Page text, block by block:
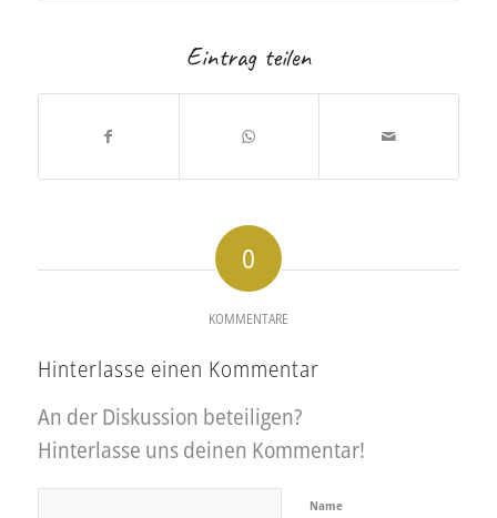
Eintrag teilen
0
KOMMENTARE
Hinterlasse einen Kommentar
An der Diskussion beteiligen?
Hinterlasse uns deinen Kommentar!
Name